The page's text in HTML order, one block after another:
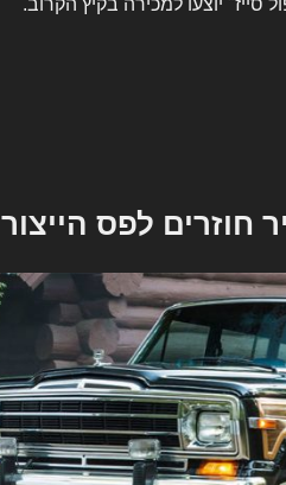
סייז" יוצעו למכירה בקיץ הקרוב.
חוזרים לפס הייצור